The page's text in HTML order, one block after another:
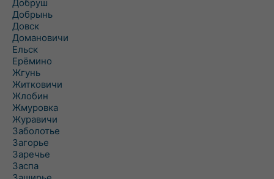
Добруш
Добрынь
Довск
Домановичи
Ельск
Ерёмино
Жгунь
Житковичи
Жлобин
Жмуровка
Журавичи
Заболотье
Загорье
Заречье
Заспа